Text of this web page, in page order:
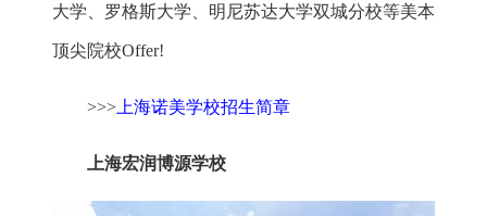
大学、罗格斯大学、明尼苏达大学双城分校等美本
顶尖院校Offer!
>>> 上海诺美学校招生简章
上海宏润博源学校